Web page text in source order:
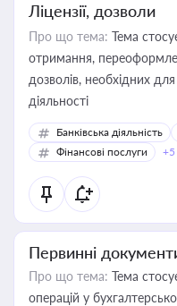
Ліцензії, дозволи
Про що тема: Тема
отримання,
дозволів, необхідних
діяльності
Банківська діяльність
Фінансові послуги
+5
Первинні
Про що тема: Тема
операцій у